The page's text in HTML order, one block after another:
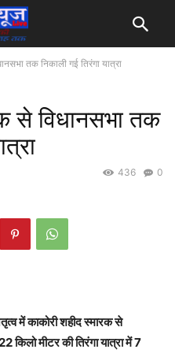
तक निकाली गई तिरंगा यात्रा
से विधानसभा तक
0
436
में काकोरी शहीद स्मारक से
किलो मीटर की तिरंगा यात्रा में 7